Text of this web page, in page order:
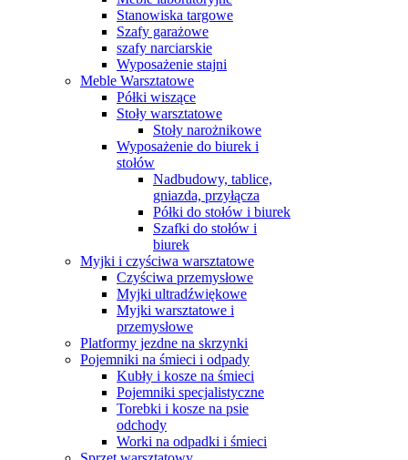
Stanowiska targowe
Szafy garażowe
szafy narciarskie
Wyposażenie stajni
Meble Warsztatowe
Półki wiszące
Stoły warsztatowe
Stoły narożnikowe
Wyposażenie do biurek i
stołów
Nadbudowy, tablice,
gniazda, przyłącza
Półki do stołów i biurek
Szafki do stołów i
biurek
Myjki i czyściwa warsztatowe
Czyściwa przemysłowe
Myjki ultradźwiękowe
Myjki warsztatowe i
przemysłowe
Platformy jezdne na skrzynki
Pojemniki na śmieci i odpady
Kubły i kosze na śmieci
Pojemniki specjalistyczne
Torebki i kosze na psie
odchody
Worki na odpadki i śmieci